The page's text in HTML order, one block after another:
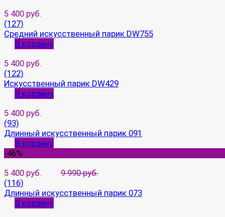
5 400 руб.
(127)
Средний искусственный парик DW755
В корзину
5 400 руб.
(122)
Искусственный парик DW429
В корзину
5 400 руб.
(93)
Длинный искусственный парик 091
В корзину
-46%
5 400 руб.
9 990 руб.
(116)
Длинный искусственный парик 073
В корзину